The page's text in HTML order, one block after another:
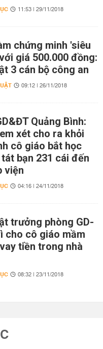
11:53 | 29/11/2018
chứng minh 'siêu
giá 500.000 đồng:
3 cán bộ công an
09:12 | 26/11/2018
Quảng Bình:
xét cho ra khỏi
cô giáo bắt học
bạn 231 cái đến
viện
04:16 | 24/11/2018
trưởng phòng GD-
cho cô giáo mầm
tiền trong nhà
08:32 | 23/11/2018